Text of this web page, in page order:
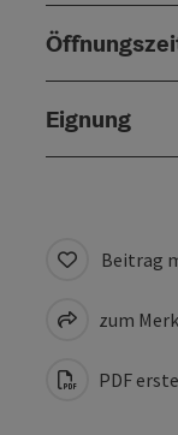
Eignung
Beitrag
zum
PDF